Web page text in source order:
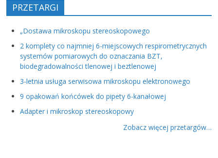
PRZETARGI
„Dostawa mikroskopu stereoskopowego
2 komplety co najmniej 6-miejscowych respirometrycznych
systemów pomiarowych do oznaczania BZT,
biodegradowalności tlenowej i beztlenowej
3-letnia usługa serwisowa mikroskopu elektronowego
9 opakowań końcówek do pipety 6-kanałowej
Adapter i mikroskop stereoskopowy
Zobacz więcej przetargów…